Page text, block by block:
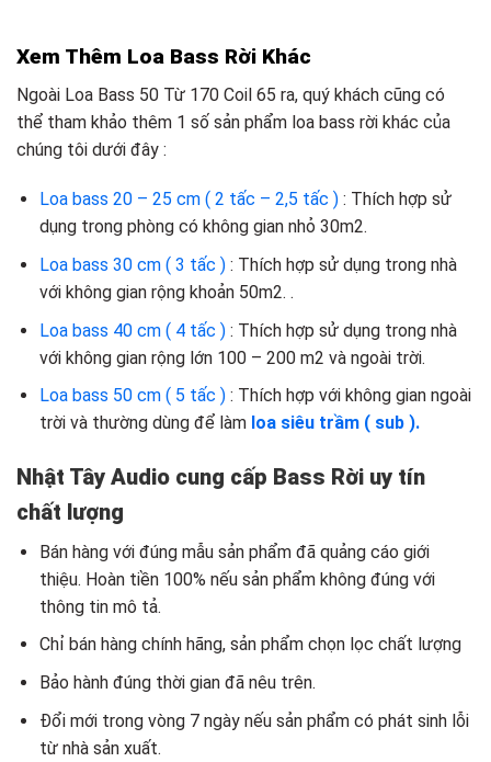
Xem Thêm Loa Bass Rời Khác
Ngoài Loa Bass 50 Từ 170 Coil 65 ra, quý khách cũng có
thể tham khảo thêm 1 số sản phẩm loa bass rời khác của
chúng tôi dưới đây :
Loa bass 20 – 25 cm ( 2 tấc – 2,5 tấc ): Thích hợp sử
dụng trong phòng có không gian nhỏ 30m2.
Loa bass 30 cm ( 3 tấc ): Thích hợp sử dụng trong nhà
với không gian rộng khoản 50m2. .
Loa bass 40 cm ( 4 tấc ): Thích hợp sử dụng trong nhà
với không gian rộng lớn 100 – 200 m2 và ngoài trời.
Loa bass 50 cm ( 5 tấc ): Thích hợp với không gian ngoài
trời và thường dùng để làm loa siêu trầm ( sub ).
Nhật Tây Audio cung cấp Bass Rời uy tín
chất lượng
Bán hàng với đúng mẫu sản phẩm đã quảng cáo giới
thiệu. Hoàn tiền 100% nếu sản phẩm không đúng với
thông tin mô tả.
Chỉ bán hàng chính hãng, sản phẩm chọn lọc chất lượng
Bảo hành đúng thời gian đã nêu trên.
Đổi mới trong vòng 7 ngày nếu sản phẩm có phát sinh lỗi
từ nhà sản xuất.